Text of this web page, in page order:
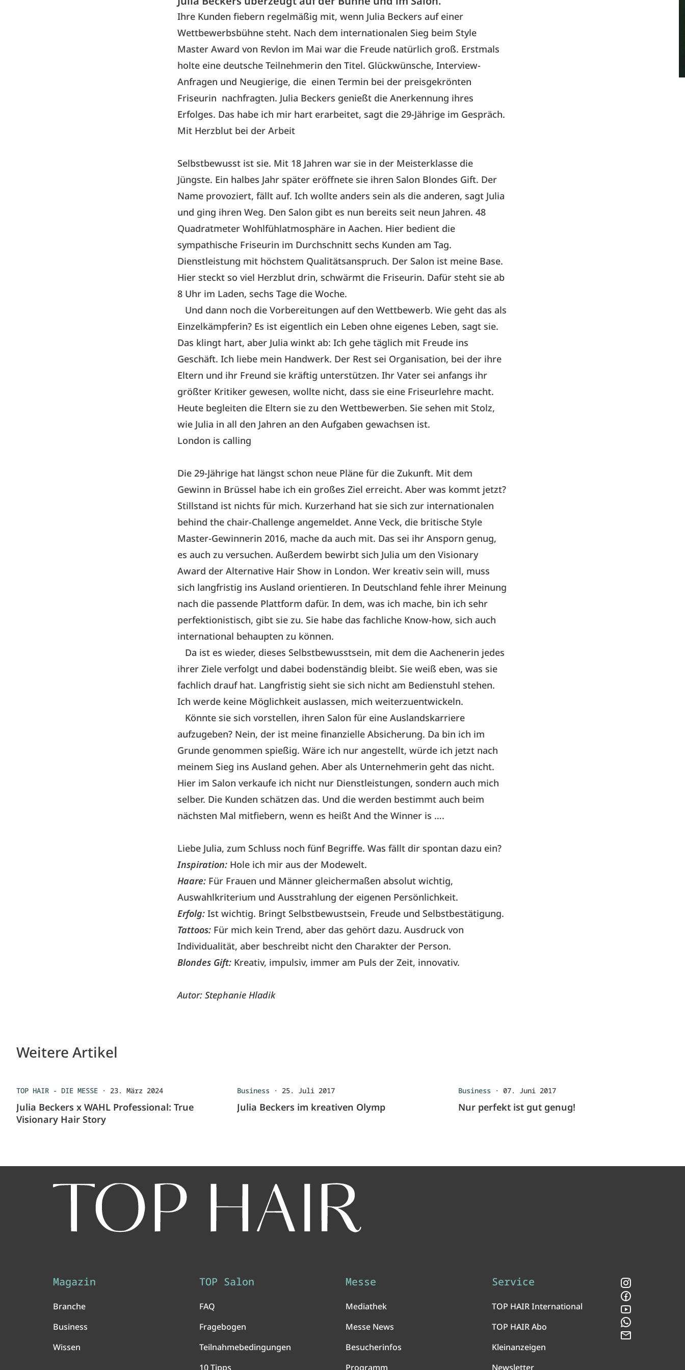
Ihre Kunden fiebern regelmäßig mit, wenn Julia Beckers auf einer
Wettbewerbsbühne steht. Nach dem internationalen Sieg beim Style
Master Award von Revlon im Mai war die Freude natürlich groß. Erstmals
holte eine deutsche Teilnehmerin den Titel. Glückwünsche, Interview-
Anfragen und Neugierige, die einen Termin bei der preisgekrönten
Friseurin nachfragten. Julia Beckers genießt die Anerkennung ihres
Erfolges. Das habe ich mir hart erarbeitet, sagt die 29-Jährige im Gespräch.
Mit Herzblut bei der Arbeit
Selbstbewusst ist sie. Mit 18 Jahren war sie in der Meisterklasse die
Jüngste. Ein halbes Jahr später eröffnete sie ihren Salon Blondes Gift. Der
Name provoziert, fällt auf. Ich wollte anders sein als die anderen, sagt Julia
und ging ihren Weg. Den Salon gibt es nun bereits seit neun Jahren. 48
Quadratmeter Wohlfühlatmosphäre in Aachen. Hier bedient die
sympathische Friseurin im Durchschnitt sechs Kunden am Tag.
Dienstleistung mit höchstem Qualitätsanspruch. Der Salon ist meine Base.
Hier steckt so viel Herzblut drin, schwärmt die Friseurin. Dafür steht sie ab
8 Uhr im Laden, sechs Tage die Woche.
Und dann noch die Vorbereitungen auf den Wettbewerb. Wie geht das als
Einzelkämpferin? Es ist eigentlich ein Leben ohne eigenes Leben, sagt sie.
Das klingt hart, aber Julia winkt ab: Ich gehe täglich mit Freude ins
Geschäft. Ich liebe mein Handwerk. Der Rest sei Organisation, bei der ihre
Eltern und ihr Freund sie kräftig unterstützen. Ihr Vater sei anfangs ihr
größter Kritiker gewesen, wollte nicht, dass sie eine Friseurlehre macht.
Heute begleiten die Eltern sie zu den Wettbewerben. Sie sehen mit Stolz,
wie Julia in all den Jahren an den Aufgaben gewachsen ist.
London is calling
Die 29-Jährige hat längst schon neue Pläne für die Zukunft. Mit dem
Gewinn in Brüssel habe ich ein großes Ziel erreicht. Aber was kommt jetzt?
Stillstand ist nichts für mich. Kurzerhand hat sie sich zur internationalen
behind the chair-Challenge angemeldet. Anne Veck, die britische Style
Master-Gewinnerin 2016, mache da auch mit. Das sei ihr Ansporn genug,
es auch zu versuchen. Außerdem bewirbt sich Julia um den Visionary
Award der Alternative Hair Show in London. Wer kreativ sein will, muss
sich langfristig ins Ausland orientieren. In Deutschland fehle ihrer Meinung
nach die passende Plattform dafür. In dem, was ich mache, bin ich sehr
perfektionistisch, gibt sie zu. Sie habe das fachliche Know-how, sich auch
international behaupten zu können.
Da ist es wieder, dieses Selbstbewusstsein, mit dem die Aachenerin jedes
ihrer Ziele verfolgt und dabei bodenständig bleibt. Sie weiß eben, was sie
fachlich drauf hat. Langfristig sieht sie sich nicht am Bedienstuhl stehen.
Ich werde keine Möglichkeit auslassen, mich weiterzuentwickeln.
Könnte sie sich vorstellen, ihren Salon für eine Auslandskarriere
aufzugeben? Nein, der ist meine finanzielle Absicherung. Da bin ich im
Grunde genommen spießig. Wäre ich nur angestellt, würde ich jetzt nach
meinem Sieg ins Ausland gehen. Aber als Unternehmerin geht das nicht.
Hier im Salon verkaufe ich nicht nur Dienstleistungen, sondern auch mich
selber. Die Kunden schätzen das. Und die werden bestimmt auch beim
nächsten Mal mitfiebern, wenn es heißt And the Winner is ….
Liebe Julia, zum Schluss noch fünf Begriffe. Was fällt dir spontan dazu ein?
Inspiration: Hole ich mir aus der Modewelt.
Haare: Für Frauen und Männer gleichermaßen absolut wichtig,
Auswahlkriterium und Ausstrahlung der eigenen Persönlichkeit.
Erfolg: Ist wichtig. Bringt Selbstbewustsein, Freude und Selbstbestätigung.
Tattoos: Für mich kein Trend, aber das gehört dazu. Ausdruck von
Individualität, aber beschreibt nicht den Charakter der Person.
Blondes Gift: Kreativ, impulsiv, immer am Puls der Zeit, innovativ.
Autor: Stephanie Hladik
Weitere Artikel
TOP HAIR - DIE MESSE · 23. März 2024
Julia Beckers x WAHL Professional: True
Visionary Hair Story
Business · 25. Juli 2017
Julia Beckers im kreativen Olymp
Business · 07. Juni 2017
Nur perfekt ist gut genug!
Magazin
Branche
Business
Wissen
TOP Salon
FAQ
Fragebogen
Teilnahmebedingungen
10 Tipps
Messe
Mediathek
Messe News
Besucherinfos
Programm
Service
TOP HAIR International
TOP HAIR Abo
Kleinanzeigen
Newsletter